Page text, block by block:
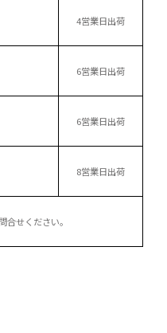
4営業日出荷
6営業日出荷
6営業日出荷
8営業日出荷
合せください。